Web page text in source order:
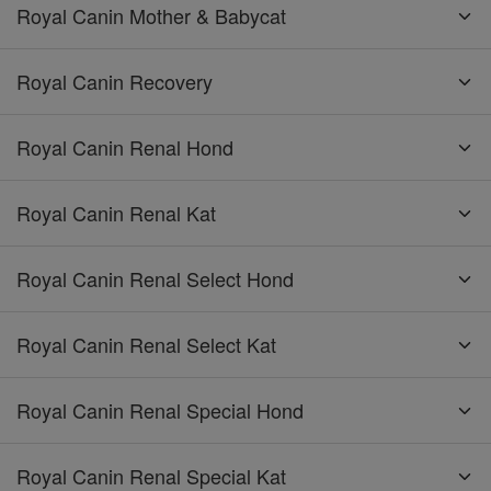
Royal Canin Mother & Babycat
Royal Canin Recovery
Royal Canin Renal Hond
Royal Canin Renal Kat
Royal Canin Renal Select Hond
Royal Canin Renal Select Kat
Royal Canin Renal Special Hond
Royal Canin Renal Special Kat